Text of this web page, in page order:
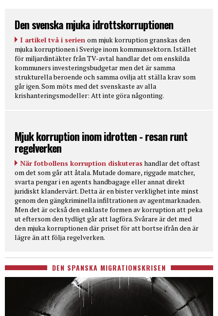
Den svenska mjuka idrottskorruptionen
I artikel två i serien om mjuk korruption granskas den
mjuka korruptionen i Sverige inom kommunsektorn. Istället
för miljardintäkter från TV-avtal handlar det om enskilda
kommuners investeringsbudgetar men det är samma
strukturella beroende och samma ovilja att ställa krav som
går igen. Som möts med det svenskaste av alla
krishanteringsmodeller: Att inte göra någonting.
Mjuk korruption inom idrotten - resan runt
regelverken
När fotbollens korruption diskuteras handlar det oftast
om det som går att åtala. Mutade domare, riggade matcher,
svarta pengar i en agents handbagage eller annat direkt
juridiskt klandervärt. Detta är en bister verklighet inte minst
genom den gängkriminella infiltrationen av agentmarknaden.
Men det är också den enklaste formen av korruption att peka
ut eftersom den tydligt går att lagföra. Svårare är det med
den mjuka korruptionen där priset för att bortse ifrån den är
lägre än att följa regelverken.
DEN SPANSKA MIGRATIONSKRISEN